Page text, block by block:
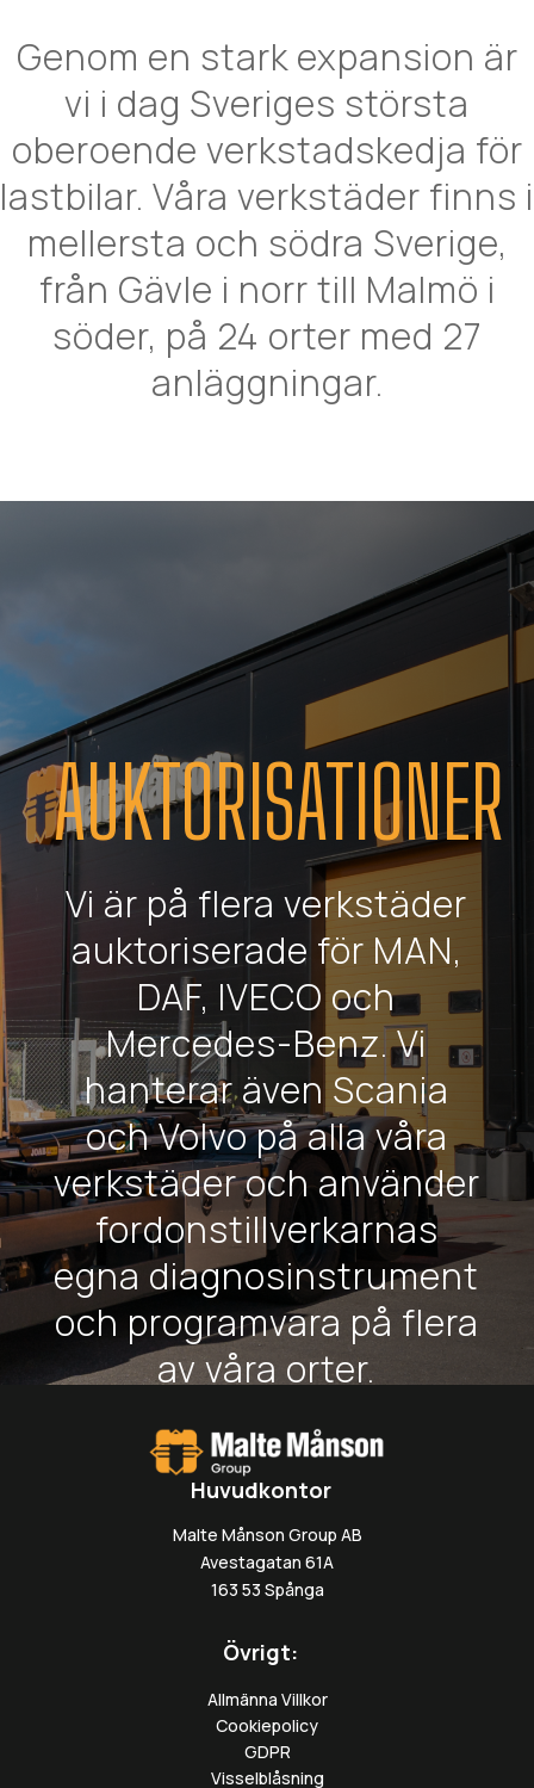
Genom en stark expansion är
vi i dag Sveriges största
oberoende verkstadskedja för
lastbilar. Våra verkstäder finns i
mellersta och södra Sverige,
från Gävle i norr till Malmö i
söder, på 24 orter med 27
anläggningar.
AUKTORISATIONER
Vi är på flera verkstäder
auktoriserade för MAN,
DAF, IVECO och
Mercedes-Benz. Vi
hanterar även Scania
och Volvo på alla våra
verkstäder och använder
fordonstillverkarnas
egna diagnosinstrument
och programvara på flera
av våra orter.
Huvudkontor
Malte Månson Group AB
Avestagatan 61A
163 53 Spånga
Övrigt:
Allmänna Villkor
Cookiepolicy
GDPR
Visselblåsning